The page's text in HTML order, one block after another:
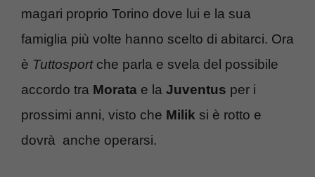
magari proprio Torino dove lui e la sua
famiglia più volte hanno scelto di abitarci. Ora
è Tuttosportche parla e svela del possibile
accordo tra Morata e la Juventus per i
prossimi anni, visto che Milik si è rotto e
dovrà anche operarsi.